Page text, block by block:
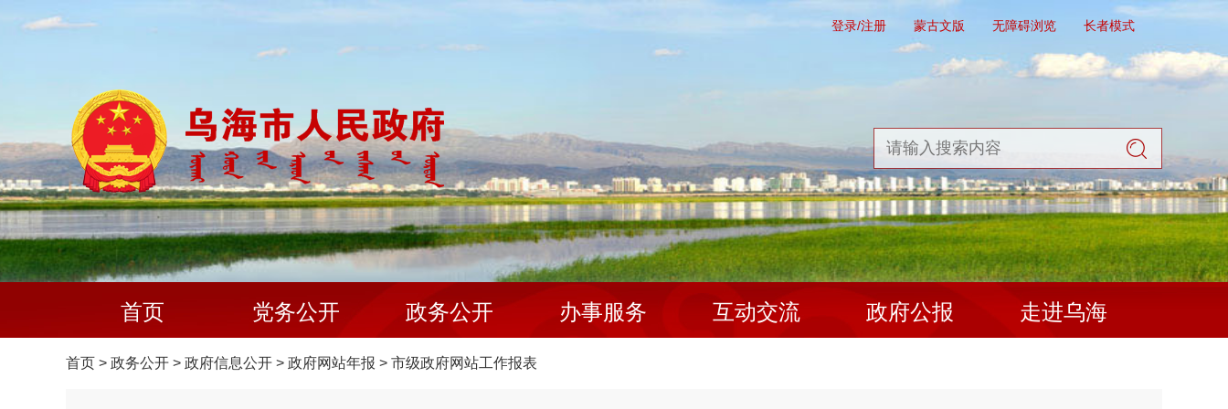
登录/注册 蒙古文版 无障碍浏览 长者模式
首页 党务公开 政务公开 办事服务 互动交流 政府公报 走进乌海
首页 > 政务公开 > 政府信息公开 > 政府网站年报 > 市级政府网站工作报表